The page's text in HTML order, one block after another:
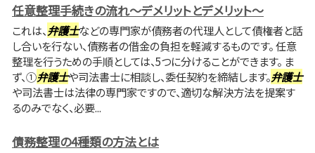
任意整理手続きの流れ～デメリットとデメリット～
これは、 弁護士などの専門家が債務者の代理人として債権者と話
し合いを行ない、債務者の借金の負担を軽減するものです。 任意
整理を行うための手順としては、5つに分けることができます。 ま
ず、①弁護士や司法書士に相談し、委任契約を締結します。弁護士
や司法書士は法律の専門家ですので、適切な解決方法を提案す
るのみでなく、必要...
債務整理の4種類の方法とは